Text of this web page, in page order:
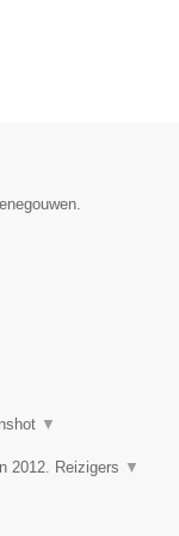
▼
2012. Reizigers ▼